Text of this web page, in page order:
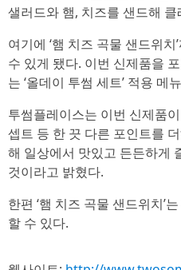
샐러드와 햄, 치즈를 샌드해
여기에 ‘햄 치즈 곡물 샌드위
수 있게 됐다. 이번 신제품을
는 ‘올데이 투썸 세트’ 적용
투썸플레이스는 이번 신제품
셉트 등 한 끗 다른 포인트를
해 일상에서 맛있고 든든하게
것이라고 밝혔다.
한편 ‘햄 치즈 곡물 샌드위치’
할 수 있다.